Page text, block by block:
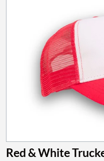
Red & White